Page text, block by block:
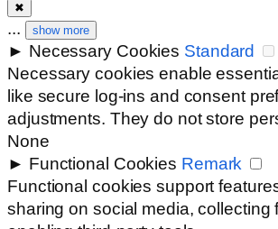
✖
... show more
► Necessary Cookies Standard
Necessary cookies enable
like secure log-ins and consent
adjustments. They do not store
None
► Functional Cookies Remark
Functional cookies support
sharing on social media, collecting